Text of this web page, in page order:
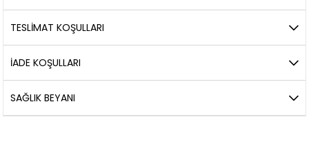
TESLİMAT KOŞULLARI
İADE KOŞULLARI
SAĞLIK BEYANI